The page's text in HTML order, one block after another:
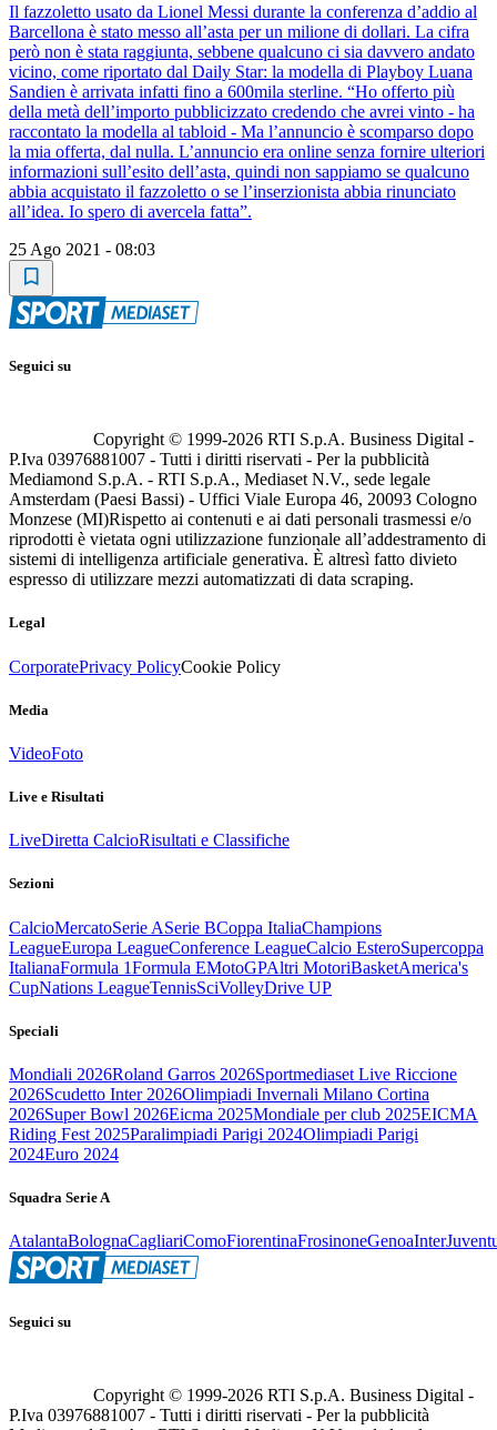
Il fazzoletto usato da Lionel Messi durante la conferenza d’addio al
Barcellona è stato messo all’asta per un milione di dollari. La cifra
però non è stata raggiunta, sebbene qualcuno ci sia davvero andato
vicino, come riportato dal Daily Star: la modella di Playboy Luana
Sandien è arrivata infatti fino a 600mila sterline. “Ho offerto più
della metà dell’importo pubblicizzato credendo che avrei vinto - ha
raccontato la modella al tabloid - Ma l’annuncio è scomparso dopo
la mia offerta, dal nulla. L’annuncio era online senza fornire ulteriori
informazioni sull’esito dell’asta, quindi non sappiamo se qualcuno
abbia acquistato il fazzoletto o se l’inserzionista abbia rinunciato
all’idea. Io spero di avercela fatta”.
25 Ago 2021 - 08:03
Seguici su
Copyright © 1999-2026 RTI S.p.A. Business Digital -
P.Iva 03976881007 - Tutti i diritti riservati - Per la pubblicità
Mediamond S.p.A. - RTI S.p.A., Mediaset N.V., sede legale
Amsterdam (Paesi Bassi) - Uffici Viale Europa 46, 20093 Cologno
Monzese (MI)Rispetto ai contenuti e ai dati personali trasmessi e/o
riprodotti è vietata ogni utilizzazione funzionale all’addestramento di
sistemi di intelligenza artificiale generativa. È altresì fatto divieto
espresso di utilizzare mezzi automatizzati di data scraping.
Legal
CorporatePrivacy PolicyCookie Policy
Media
VideoFoto
Live e Risultati
LiveDiretta CalcioRisultati e Classifiche
Sezioni
CalcioMercatoSerie ASerie BCoppa ItaliaChampions
LeagueEuropa LeagueConference LeagueCalcio EsteroSupercoppa
ItalianaFormula 1Formula EMotoGPAltri MotoriBasketAmerica's
CupNations LeagueTennisSciVolleyDrive UP
Speciali
Mondiali 2026Roland Garros 2026Sportmediaset Live Riccione
2026Scudetto Inter 2026Olimpiadi Invernali Milano Cortina
2026Super Bowl 2026Eicma 2025Mondiale per club 2025EICMA
Riding Fest 2025Paralimpiadi Parigi 2024Olimpiadi Parigi
2024Euro 2024
Squadra Serie A
AtalantaBolognaCagliariComoFiorentinaFrosinoneGenoaInter
Seguici su
Copyright © 1999-2026 RTI S.p.A. Business Digital -
P.Iva 03976881007 - Tutti i diritti riservati - Per la pubblicità